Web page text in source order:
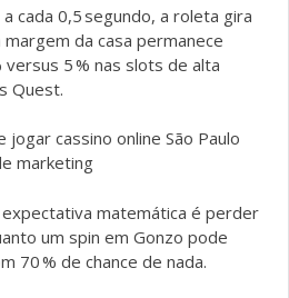
cada 0,5 segundo, a roleta gira
da casa permanece
5 % nas slots de alta
Quest.
cassino online São Paulo
marketing
matemática é perder
um spin em Gonzo pode
70 % de chance de nada.